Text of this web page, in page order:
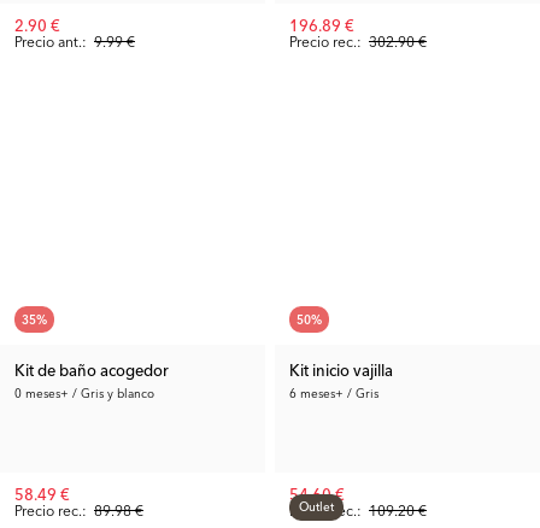
Precio ant.: 9.99 €
2.90 €
Precio rec.: 302.90 €
196.89 €
35%
Kit de baño acogedor
0 meses+ / Gris y blanco
Precio rec.: 89.98 €
58.49 €
50%
Kit inicio vajilla
6 meses+ / Gris
Precio rec.: 109.20 €
54.60 €
Outlet